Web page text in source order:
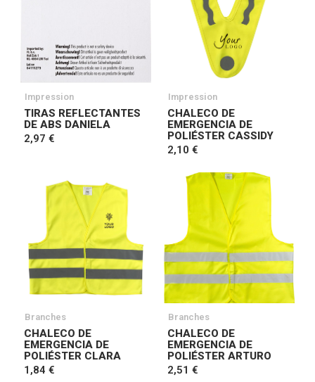
Impression
TIRAS REFLECTANTES
DE ABS DANIELA
2,97 €
Impression
CHALECO DE
EMERGENCIA DE
POLIÉSTER CASSIDY
2,10 €
Branches
CHALECO DE
EMERGENCIA DE
POLIÉSTER CLARA
1,84 €
Branches
CHALECO DE
EMERGENCIA DE
POLIÉSTER ARTURO
2,51 €